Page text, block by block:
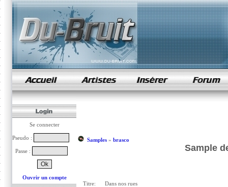
samples de rap
Se connecter
Pseudo :
Passe :
Ouvrir un compte
Samples» brasco
Sample
Titre: Dans nos rues